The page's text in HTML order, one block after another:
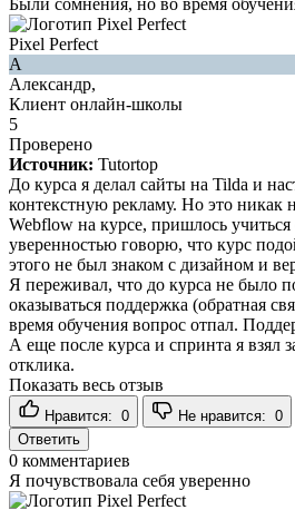
Были сомнения, но во время
Pixel Perfect
А
Александр,
Клиент онлайн-школы
5
Проверено
Источник: Tutortop
До курса я делал сайты на Tilda и
контекстную рекламу. Но это никак
Webflow на курсе, пришлось учиться
уверенностью говорю, что курс
этого не был знаком с дизайном и
Я переживал, что до курса не было
оказываться поддержка (обратная
время обучения вопрос отпал.
А еще после курса и спринта я взял
отклика.
Показать весь отзыв
Нравится: 0 Не нравится: 0
Ответить
0 комментариев
Я почувствовала себя уверенно